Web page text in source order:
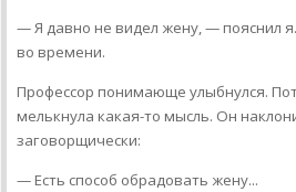
— Я давно не видел жену, — пояснил
во времени.
Профессор понимающе улыбнулся.
мелькнула какая-то мысль. Он
заговорщически:
— Есть способ обрадовать жену...